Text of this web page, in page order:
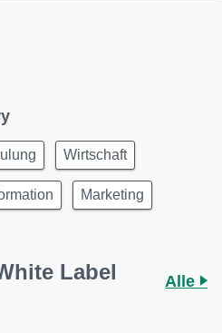
Wirtschaft
Marketing
Label
Alle